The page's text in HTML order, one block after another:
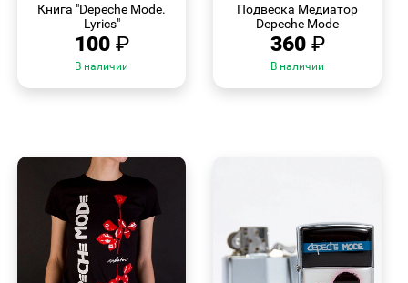
Книга "Depeche Mode.
Lyrics"
100 ₽
В наличии
Подвеска Медиатор
Depeche Mode
360 ₽
В наличии